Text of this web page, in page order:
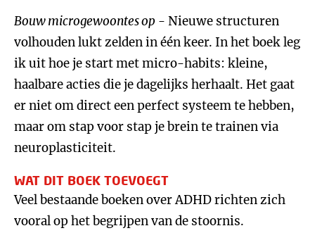
Bouw microgewoontes op - Nieuwe structuren
volhouden lukt zelden in één keer. In het boek leg
ik uit hoe je start met micro-habits: kleine,
haalbare acties die je dagelijks herhaalt. Het gaat
er niet om direct een perfect systeem te hebben,
maar om stap voor stap je brein te trainen via
neuroplasticiteit.
WAT DIT BOEK TOEVOEGT
Veel bestaande boeken over ADHD richten zich
vooral op het begrijpen van de stoornis.